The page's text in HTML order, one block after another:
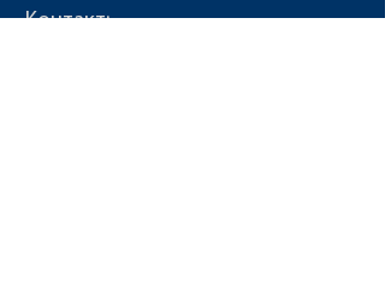
Контакт: